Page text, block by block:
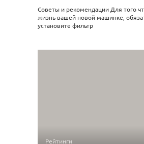
Советы и рекомендации Для того
жизнь вашей новой машинке,
установите фильтр
Рейтинги